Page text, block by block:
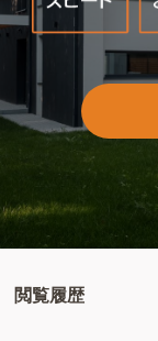
閲覧履歴